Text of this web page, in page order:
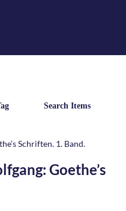
Search Items
Goethe’s